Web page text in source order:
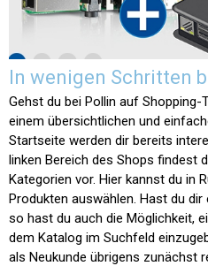
In wenigen Schritten
Gehst du bei Pollin auf
einem übersichtlichen und
Startseite werden dir bereits
linken Bereich des Shops findest
Kategorien vor. Hier kannst du in
Produkten auswählen. Hast du
so hast du auch die Möglichkeit,
dem Katalog im Suchfeld
als Neukunde übrigens zunächst